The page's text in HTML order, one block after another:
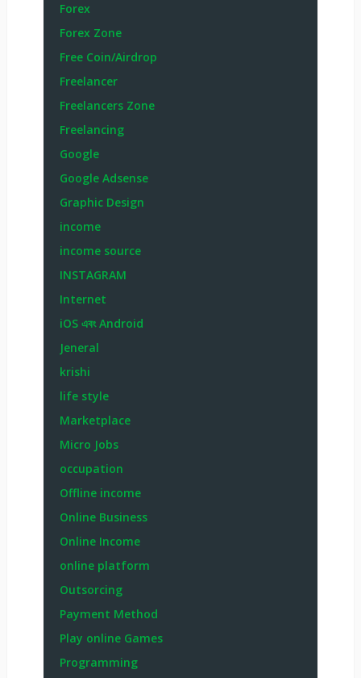
Forex
Forex Zone
Free Coin/Airdrop
Freelancer
Freelancers Zone
Freelancing
Google
Google Adsense
Graphic Design
income
income source
INSTAGRAM
Internet
iOS এবং Android
Jeneral
krishi
life style
Marketplace
Micro Jobs
occupation
Offline income
Online Business
Online Income
online platform
Outsorcing
Payment Method
Play online Games
Programming